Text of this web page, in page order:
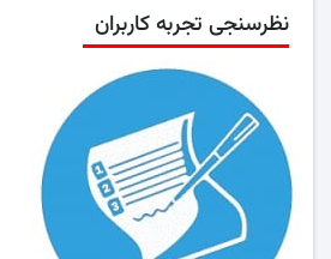
نظرسنجی تجربه کاربران